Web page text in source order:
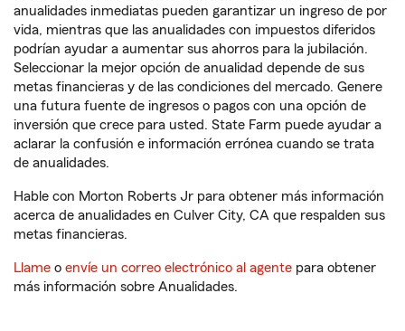
anualidades inmediatas pueden garantizar un ingreso de por
vida, mientras que las anualidades con impuestos diferidos
podrían ayudar a aumentar sus ahorros para la jubilación.
Seleccionar la mejor opción de anualidad depende de sus
metas financieras y de las condiciones del mercado. Genere
una futura fuente de ingresos o pagos con una opción de
inversión que crece para usted. State Farm puede ayudar a
aclarar la confusión e información errónea cuando se trata
de anualidades.
Hable con Morton Roberts Jr para obtener más información
acerca de anualidades en Culver City, CA que respalden sus
metas financieras.
Llame o envíe un correo electrónico al agente para obtener
más información sobre Anualidades.